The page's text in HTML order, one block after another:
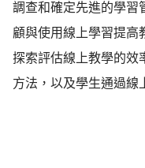
調查和確定先進的學習
顧與使用線上學習提高
探索評估線上教學的效
方法，以及學生通過線